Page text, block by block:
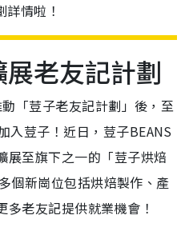
情啦！
展老友記計劃
「荳子老友記計劃」後，至
入荳子！近日，荳子BEANS
展至旗下之一的「荳子烘焙
個新崗位包括烘焙製作、產
老友記提供就業機會！